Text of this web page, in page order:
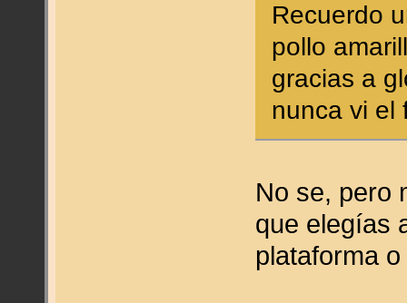
Recuerdo
pollo
gracias a
nunca vi el
No se, pero
que elegías
plataforma